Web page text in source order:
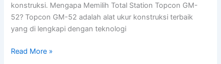
konstruksi. Mengapa Memilih Total Station Topcon GM-
52? Topcon GM-52 adalah alat ukur konstruksi terbaik
yang di lengkapi dengan teknologi
Read More »